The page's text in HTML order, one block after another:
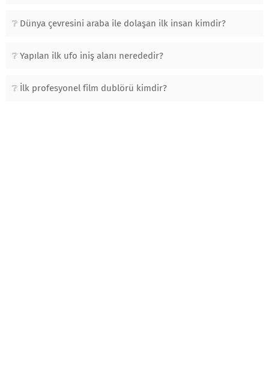
Dünya çevresini araba ile dolaşan ilk insan kimdir?
Yapılan ilk ufo iniş alanı nerededir?
İlk profesyonel film dublörü kimdir?